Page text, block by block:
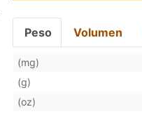
Peso Volumen
(mg)
(g)
(oz)